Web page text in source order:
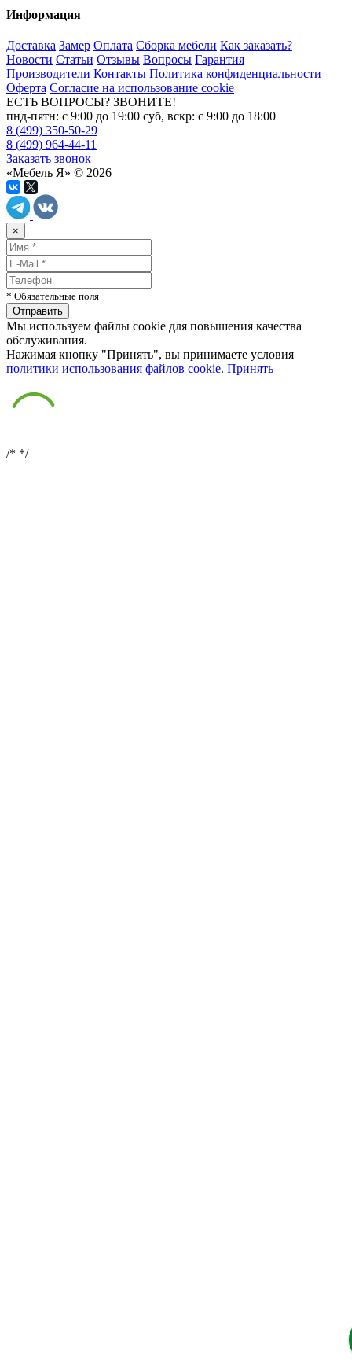
Информация
Доставка Замер Оплата Сборка мебели Как заказать?
Новости Статьи Отзывы Вопросы Гарантия
Производители Контакты Политика конфиденциальности
Оферта Согласие на использование cookie
ЕСТЬ ВОПРОСЫ? ЗВОНИТЕ!
пнд-пятн: с 9:00 до 19:00 суб, вскр: с 9:00 до 18:00
8 (499) 350-50-29
8 (499) 964-44-11
Заказать звонок
«Мебель Я» © 2026
×
* Обязательные поля
Мы используем файлы cookie для повышения качества
обслуживания.
Нажимая кнопку "Принять", вы принимаете условия
политики использования файлов cookie. Принять
/* */